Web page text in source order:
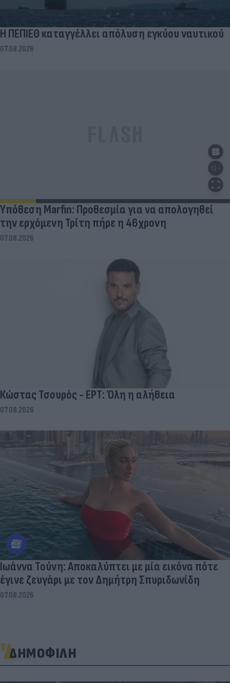
Η ΠΕΠΙΕΘ καταγγέλλει απόλυση εγκύου ναυτικού
07.08.2026
Υπόθεση Marfin: Προθεσμία για να απολογηθεί
την ερχόμενη Τρίτη πήρε η 46χρονη
07.08.2026
Κώστας Τσουρός - ΕΡΤ: Όλη η αλήθεια
07.08.2026
Ιωάννα Τούνη: Αποκαλύπτει με μία εικόνα πότε
έγινε ζευγάρι με τον Δημήτρη Σπυριδωνίδη
07.08.2026
ΔΗΜΟΦΙΛΗ